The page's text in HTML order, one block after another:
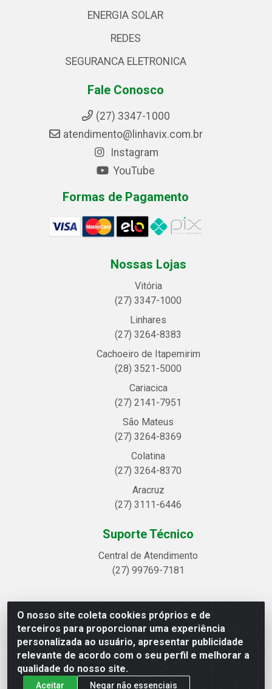
O nosso site coleta cookies próprios e de
terceiros para proporcionar uma experiência
personalizada ao usuário, apresentar publicidade
relevante de acordo com o seu perfil e melhorar a
qualidade do nosso site.
Aceitar Negar não essenciais
ENERGIA SOLAR
REDES
SEGURANCA ELETRONICA
Fale Conosco
(27) 3347-1000
atendimento@linhavix.com.br
Instagram
YouTube
Formas de Pagamento
Nossas Lojas
Vitória
(27) 3347-1000
Linhares
(27) 3264-8383
Cachoeiro de Itapemirim
(28) 3521-5000
Cariacica
(27) 2141-7951
São Mateus
(27) 3264-8369
Colatina
(27) 3264-8370
Aracruz
(27) 3111-6446
Suporte Técnico
Central de Atendimento
(27) 99769-7181
Linhavix Distribuidora LTDA - Avenida Alegre, 2521 -
Quadra314 Lote 05 e 07 - Shell, Linhares/ES - CEP
29.901-605 - CNPJ 20.857.514/0001-75